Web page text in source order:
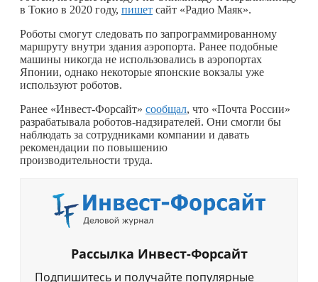
в Токио в 2020 году, пишет сайт «Радио Маяк».
Роботы смогут следовать по запрограммированному
маршруту внутри здания аэропорта. Ранее подобные
машины никогда не использовались в аэропортах
Японии, однако некоторые японские вокзалы уже
используют роботов.
Ранее «Инвест-Форсайт» сообщал, что «Почта России»
разрабатывала роботов-надзирателей. Они смогли бы
наблюдать за сотрудниками компании и давать
рекомендации по повышению
производительности труда.
Рассылка Инвест-Форсайт
Подпишитесь и получайте популярные